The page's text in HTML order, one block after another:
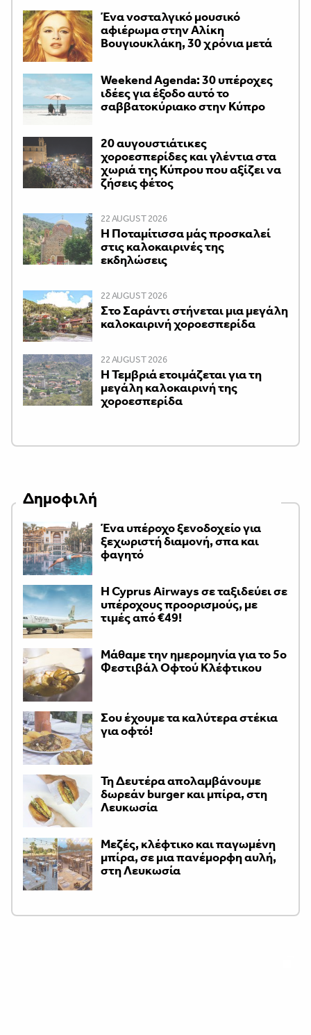
Ένα νοσταλγικό μουσικό
αφιέρωμα στην Αλίκη
Βουγιουκλάκη, 30 χρόνια μετά
Weekend Agenda: 30 υπέροχες
ιδέες για έξοδο αυτό το
σαββατοκύριακο στην Κύπρο
20 αυγουστιάτικες
χοροεσπερίδες και γλέντια στα
χωριά της Κύπρου που αξίζει να
ζήσεις φέτος
22 AUGUST 2026
Η Ποταμίτισσα μάς προσκαλεί
στις καλοκαιρινές της
εκδηλώσεις
22 AUGUST 2026
Στο Σαράντι στήνεται μια μεγάλη
καλοκαιρινή χοροεσπερίδα
22 AUGUST 2026
Η Τεμβριά ετοιμάζεται για τη
μεγάλη καλοκαιρινή της
χοροεσπερίδα
Δημοφιλή
Ένα υπέροχο ξενοδοχείο για
ξεχωριστή διαμονή, σπα και
φαγητό
H Cyprus Airways σε ταξιδεύει σε
υπέροχους προορισμούς, με
τιμές από €49!
Μάθαμε την ημερομηνία για το 5ο
Φεστιβάλ Οφτού Κλέφτικου
Σου έχουμε τα καλύτερα στέκια
για οφτό!
Τη Δευτέρα απολαμβάνουμε
δωρεάν burger και μπίρα, στη
Λευκωσία
Μεζές, κλέφτικο και παγωμένη
μπίρα, σε μια πανέμορφη αυλή,
στη Λευκωσία